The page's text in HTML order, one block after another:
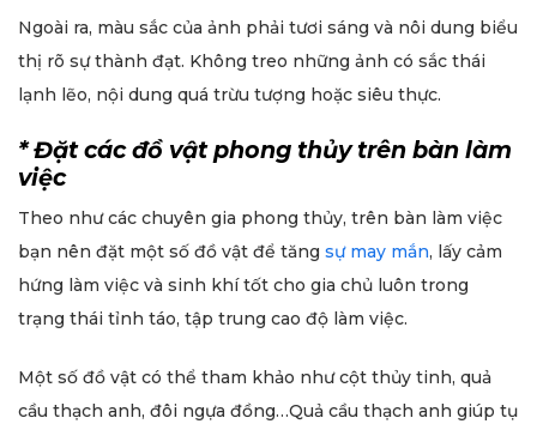
Ngoài ra, màu sắc của ảnh phải tươi sáng và nôi dung biểu
thị rõ sự thành đạt. Không treo những ảnh có sắc thái
lạnh lẽo, nội dung quá trừu tượng hoặc siêu thực.
* Đặt các đồ vật phong thủy trên bàn làm
việc
Theo như các chuyên gia phong thủy, trên bàn làm việc
bạn nên đặt một số đồ vật để tăng sự may mắn, lấy cảm
hứng làm việc và sinh khí tốt cho gia chủ luôn trong
trạng thái tỉnh táo, tập trung cao độ làm việc.
Một số đồ vật có thể tham khảo như cột thủy tinh, quả
cầu thạch anh, đôi ngựa đồng…Quả cầu thạch anh giúp tụ